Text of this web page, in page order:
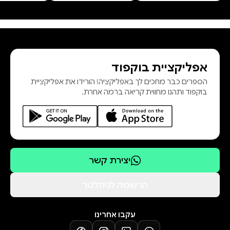
שנה לאחר צאתו לאור מוגש הרומן
האהוב בתרגום חדש וקולח מאת שי
סנדיק, ובליווי אחרית דבר שנכתבה
במיוחד למהדורה העברית על ידי ד"ר
מרי ברואר
אפליקציית בוקפוד
הספרים כבר מחכים לך באפליקציה! הורידו את אפליקציית
בוקפוד ותהנו מחווית קריאה ברמה אחרת.
יצירת קשר
עקבו אחרינו